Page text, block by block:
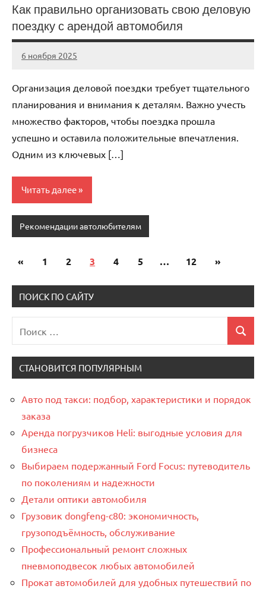
Как правильно организовать свою деловую
поездку с арендой автомобиля
6 ноября 2025
Avtor
Нет
Организация деловой поездки требует тщательного
планирования и внимания к деталям. Важно учесть
множество факторов, чтобы поездка прошла
успешно и оставила положительные впечатления.
Одним из ключевых […]
Читать далее
Рекомендации автолюбителям
записей
« Предыдущие
1 2 3 4 5 … 12 »
ПОИСК ПО САЙТУ
для:
Поиск
СТАНОВИТСЯ ПОПУЛЯРНЫМ
Авто под такси: подбор, характеристики и порядок
заказа
Аренда погрузчиков Heli: выгодные условия для
бизнеса
Выбираем подержанный Ford Focus: путеводитель
по поколениям и надежности
Детали оптики автомобиля
Грузовик dongfeng-c80: экономичность,
грузоподъёмность, обслуживание
Профессиональный ремонт сложных
пневмоподвесок любых автомобилей
Прокат автомобилей для удобных путешествий по